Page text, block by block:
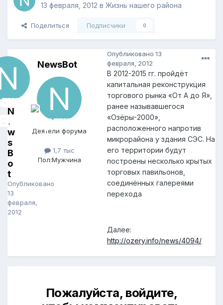
13 февраля, 2012 в Жизнь нашего района
Поделиться Подписчики 0
N
e
w
s
B
o
t
Опубликовано
13
февраля,
2012
NewsBot
Деятели форума
1,7 тыс
Пол:Мужчина
Опубликовано 13
февраля, 2012
В 2012-2015 гг. пройдёт
капитальная реконструкция
торгового рынка «От А до Я»,
ранее называвшегося
«Озёры-2000»,
расположенного напротив
микрорайона у здания СЭС. На
его территории будут
построены несколько крытых
торговых павильонов,
соединённых галереями
перехода
Далее:
http://ozery.info/news/4094/
Пожалуйста, войдите,